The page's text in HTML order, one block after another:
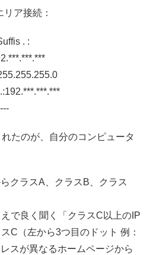
ア接続：
. :
れたのが、自分のコンピュータ
クラスA、クラスB、クラス
で良く聞く「クラスC以上のIP
C（左から3つ目のドット 例：
スが異なるホームページから